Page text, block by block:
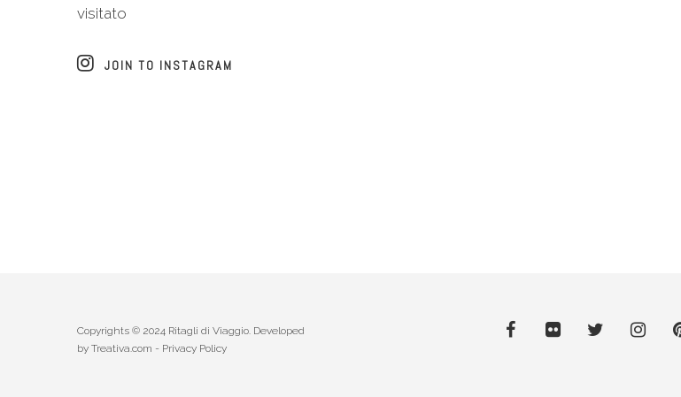
visitato
JOIN TO INSTAGRAM
Copyrights © 2024 Ritagli di Viaggio. Developed
by Treativa.com - Privacy Policy